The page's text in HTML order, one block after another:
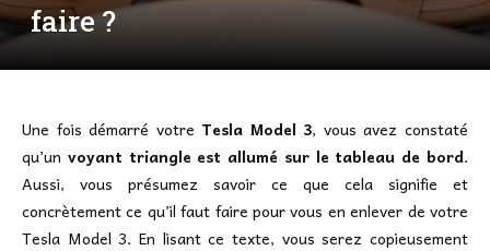
faire ?
Une fois démarré votre Tesla Model 3, vous avez constaté
qu’un voyant triangle est allumé sur le tableau de bord.
Aussi, vous présumez savoir ce que cela signifie et
concrètement ce qu’il faut faire pour vous en enlever de votre
Tesla Model 3. En lisant ce texte, vous serez copieusement